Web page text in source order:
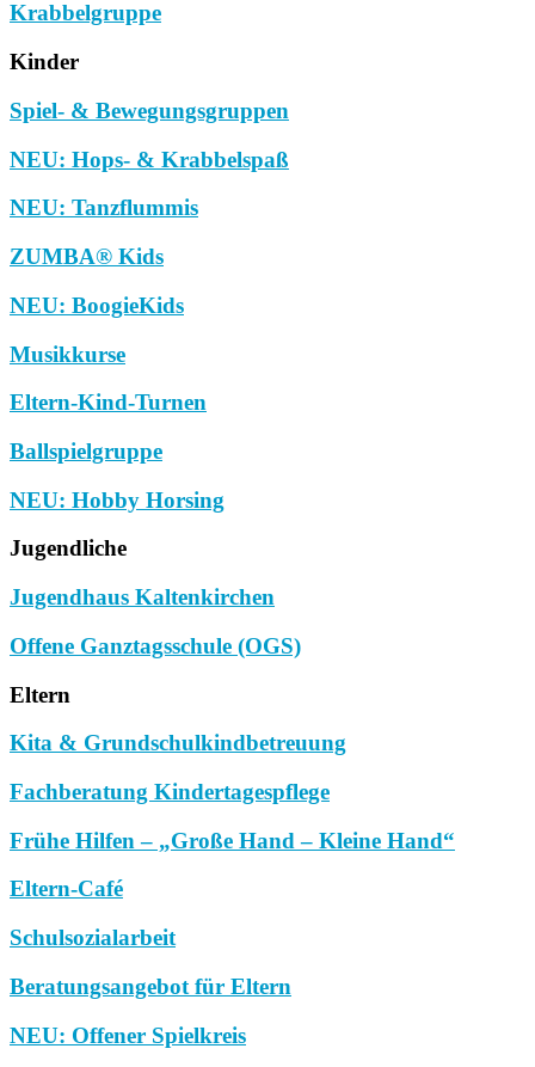
Krabbelgruppe
Kinder
Spiel- & Bewegungsgruppen
NEU: Hops- & Krabbelspaß
NEU: Tanzflummis
ZUMBA® Kids
NEU: BoogieKids
Musikkurse
Eltern-Kind-Turnen
Ballspielgruppe
NEU: Hobby Horsing
Jugendliche
Jugendhaus Kaltenkirchen
Offene Ganztagsschule (OGS)
Eltern
Kita & Grundschulkindbetreuung
Fachberatung Kindertagespflege
Frühe Hilfen – „Große Hand – Kleine Hand“
Eltern-Café
Schulsozialarbeit
Beratungsangebot für Eltern
NEU: Offener Spielkreis